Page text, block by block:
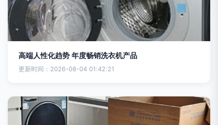
高端人性化趋势 年度畅销洗衣机产品
更新时间：2026-08-04 01:42:21